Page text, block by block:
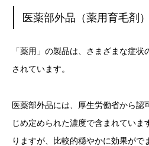
医薬部外品（薬用育毛剤）
「薬用」の製品は、さまざまな症
されています。
医薬部外品には、厚生労働省から認
じめ定められた濃度で含まれていま
りますが、比較的穏やかに効果がで